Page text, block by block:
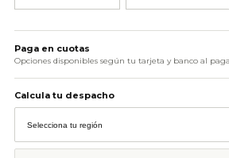
AÑADIR AL CARRITO
Paga en cuotas
Opciones disponibles según tu tarjeta y banco al
Calcula tu despacho